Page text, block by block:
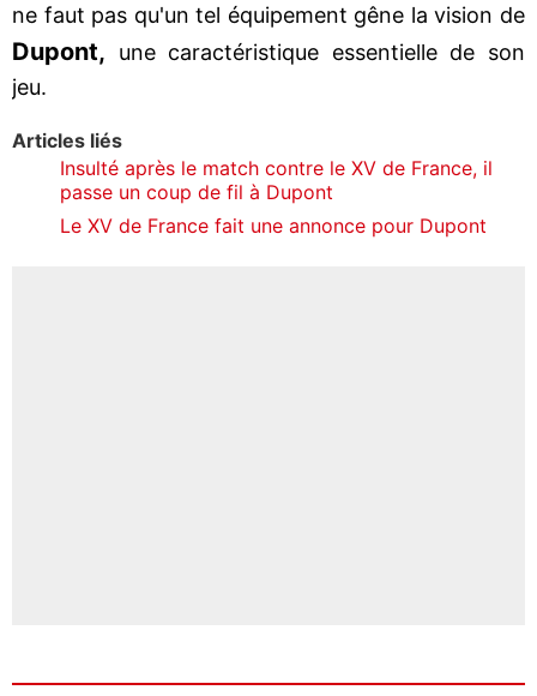
ne faut pas qu'un tel équipement gêne la vision de
Dupont, une caractéristique essentielle de son
jeu.
Articles liés
Insulté après le match contre le XV de France, il
passe un coup de fil à Dupont
Le XV de France fait une annonce pour Dupont